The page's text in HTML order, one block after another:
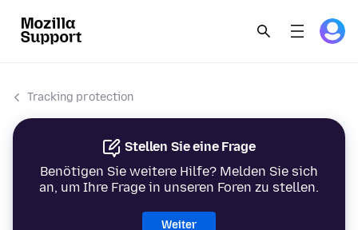
Tracking protection
Stellen Sie eine Frage
Benötigen Sie weitere Hilfe? Melden Sie sich
an, um Ihre Frage in unseren Foren zu stellen.
Weiter